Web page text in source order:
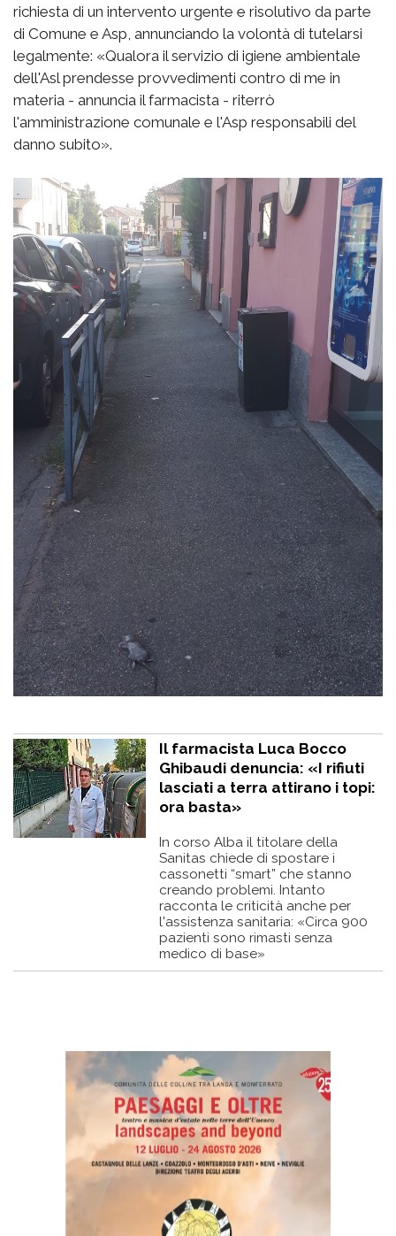
richiesta di un intervento urgente e risolutivo da parte
di Comune e Asp, annunciando la volontà di tutelarsi
legalmente: «Qualora il servizio di igiene ambientale
dell'Asl prendesse provvedimenti contro di me in
materia - annuncia il farmacista - riterrò
l'amministrazione comunale e l'Asp responsabili del
danno subito».
Il farmacista Luca Bocco
Ghibaudi denuncia: «I rifiuti
lasciati a terra attirano i topi:
ora basta»
In corso Alba il titolare della
Sanitas chiede di spostare i
cassonetti “smart” che stanno
creando problemi. Intanto
racconta le criticità anche per
l'assistenza sanitaria: «Circa 900
pazienti sono rimasti senza
medico di base»